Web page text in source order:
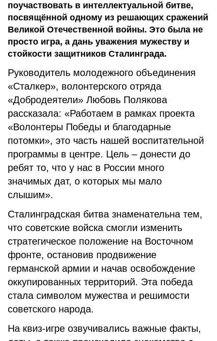
поучаствовать в интеллектуальной битве,
посвящённой одному из решающих сражений
Великой Отечественной войны. Это была не
просто игра, а дань уважения мужеству и
стойкости защитников Сталинграда.
Руководитель молодежного объединения
«Сталкер», волонтерского отряда
«Добродеятели» Любовь Полякова
рассказала: «Работаем в рамках проекта
«Волонтеры Победы и благодарные
потомки», это часть нашей воспитательной
программы в центре. Цель – донести до
ребят то, что у нас в России много
значимых дат, о которых мы мало
слышим».
Сталинградская битва знаменательна тем,
что советские войска смогли изменить
стратегическое положение на Восточном
фронте, остановив продвижение
германской армии и начав освобождение
оккупированных территорий. Эта победа
стала символом мужества и решимости
советского народа.
На квиз-игре озвучивались важные факты,